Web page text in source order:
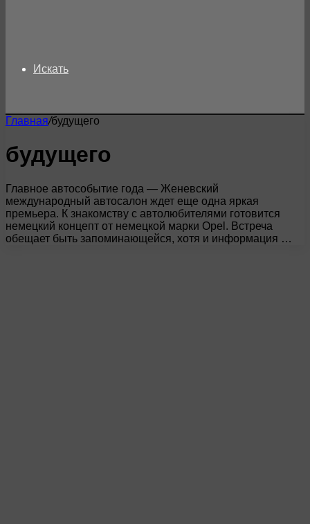
Искать
Главная/будущего
будущего
Главное автособытие года — Женевский
международный автосалон ждет еще одна яркая
премьера. К знакомству с автолюбителями готовится
немецкий концепт от немецкой марки Opel. Встреча
обещает быть запоминающейся, хотя и информация …